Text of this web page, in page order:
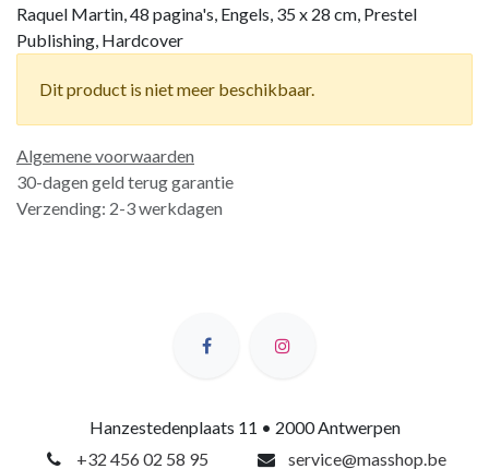
Raquel Martin, 48 pagina's, Engels, 35 x 28 cm, Prestel
Publishing, Hardcover
Dit product is niet meer beschikbaar.
Algemene voorwaarden
30-dagen geld terug garantie
Verzending: 2-3 werkdagen
Hanzestedenplaats 11 • 2000 Antwerpen
+32 456 02 58 95
service@masshop.be